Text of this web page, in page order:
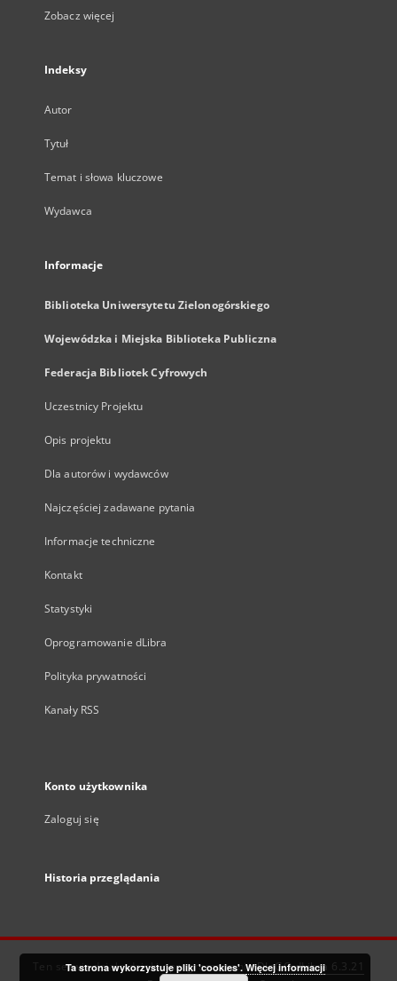
Zobacz więcej
Indeksy
Autor
Tytuł
Temat i słowa kluczowe
Wydawca
Informacje
Biblioteka Uniwersytetu Zielonogórskiego
Wojewódzka i Miejska Biblioteka Publiczna
Federacja Bibliotek Cyfrowych
Uczestnicy Projektu
Opis projektu
Dla autorów i wydawców
Najczęściej zadawane pytania
Informacje techniczne
Kontakt
Statystyki
Oprogramowanie dLibra
Polityka prywatności
Kanały RSS
Konto użytkownika
Zaloguj się
Historia przeglądania
Ten serwis działa dzięki oprogramowaniuDInGO dLibra 6.3.21
Ta strona wykorzystuje pliki 'cookies'. Więcej informacji